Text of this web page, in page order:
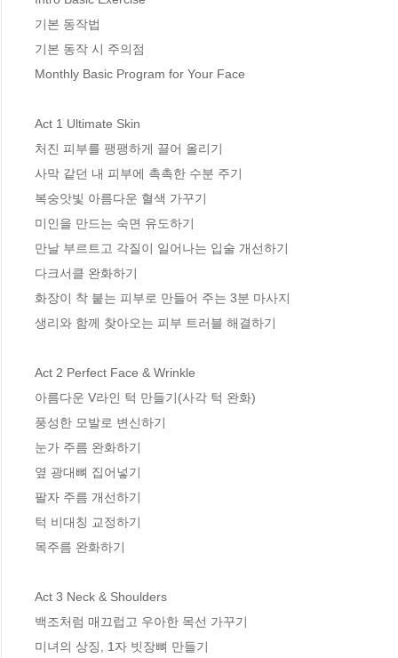
기본 동작법
기본 동작 시 주의점
Monthly Basic Program for Your Face
Act 1 Ultimate Skin
처진 피부를 팽팽하게 끌어 올리기
사막 같던 내 피부에 촉촉한 수분 주기
복숭앗빛 아름다운 혈색 가꾸기
미인을 만드는 숙면 유도하기
만날 부르트고 각질이 일어나는 입술 개선하기
다크서클 완화하기
화장이 착 붙는 피부로 만들어 주는 3분 마사지
생리와 함께 찾아오는 피부 트러블 해결하기
Act 2 Perfect Face & Wrinkle
아름다운 V라인 턱 만들기(사각 턱 완화)
풍성한 모발로 변신하기
눈가 주름 완화하기
옆 광대뼈 집어넣기
팔자 주름 개선하기
턱 비대칭 교정하기
목주름 완화하기
Act 3 Neck & Shoulders
백조처럼 매끄럽고 우아한 목선 가꾸기
미녀의 상징, 1자 빗장뼈 만들기